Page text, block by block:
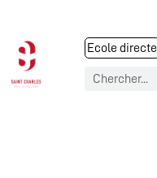
Ecole directe